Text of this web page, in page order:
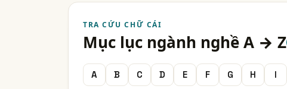
TRA CỨU CHỮ CÁI
Mục lục ngành nghề A → Z
A B C D E F G H I